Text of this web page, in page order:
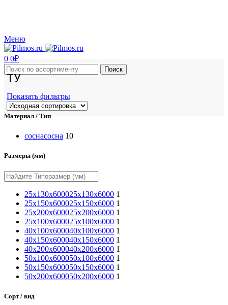
Меню
0 0₽
Поиск
ТУ
Показать фильтры
Материал / Тип
соснасосна 10
Размеры (мм)
25x130x600025x130x6000 1
25x150x600025x150x6000 1
25x200x600025x200x6000 1
25х100х600025х100х6000 1
40x100x600040x100x6000 1
40x150x600040x150x6000 1
40х200х600040х200х6000 1
50x100x600050x100x6000 1
50x150x600050x150x6000 1
50x200x600050x200x6000 1
Сорт / вид